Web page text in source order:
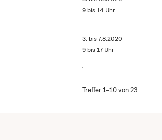
9 bis 14 Uhr
3. bis7.8.2020
9 bis 17 Uhr
Treffer 1–10 von 23